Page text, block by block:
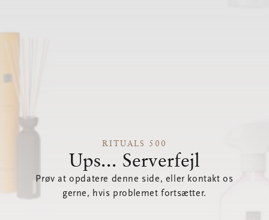
RITUALS 500
Ups... Serverfejl
Prøv at opdatere denne side, eller kontakt os
gerne, hvis problemet fortsætter.